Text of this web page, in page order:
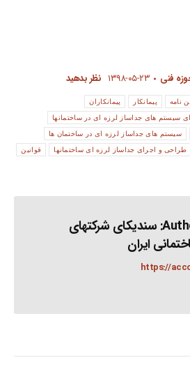
فنی ۱۳۹۸-۰۵-۲۳ نظر بدهید
نامه پیمانکار پیمانکاران
سیستم های جداساز لرزه ای در ساختمانها
سیستم های جداساز لرزه ای در ساختمان ها
طراحی و اجرای جداساز لرزه ای ساختمانها قوانین
سندیکای شرکتهای
ایران
https://